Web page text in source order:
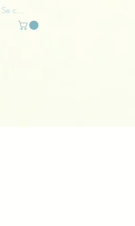
Se connecter